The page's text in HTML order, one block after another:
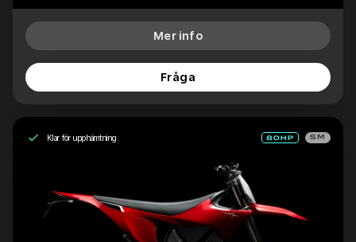
Mer info
Fråga
Klar för upphämtning SM